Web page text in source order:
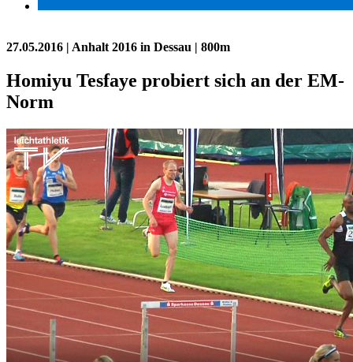
27.05.2016 | Anhalt 2016 in Dessau | 800m
Homiyu Tesfaye probiert sich an der EM-
Norm